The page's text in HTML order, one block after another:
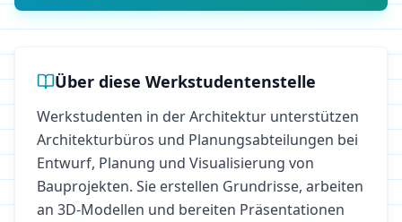
Über diese Werkstudentenstelle
Werkstudenten in der Architektur unterstützen
Architekturbüros und Planungsabteilungen bei
Entwurf, Planung und Visualisierung von
Bauprojekten. Sie erstellen Grundrisse, arbeiten
an 3D-Modellen und bereiten Präsentationen